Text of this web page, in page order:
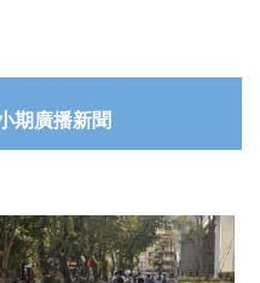
期廣播新聞